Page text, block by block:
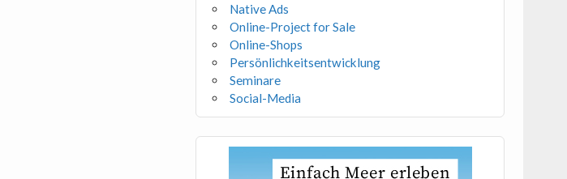
Native Ads
Online-Project for Sale
Online-Shops
Persönlichkeitsentwicklung
Seminare
Social-Media